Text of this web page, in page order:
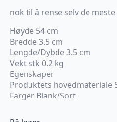
nok til å rense selv de
Høyde 54 cm
Bredde 3.5 cm
Lengde/Dybde 3.5 cm
Vekt stk 0.2 kg
Egenskaper
Produktets hovedmateriale
Farger Blank/Sort